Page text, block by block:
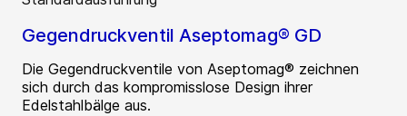
Gegendruckventil Aseptomag® GD
Die Gegendruckventile von Aseptomag® zeichnen
sich durch das kompromisslose Design ihrer
Edelstahlbälge aus.